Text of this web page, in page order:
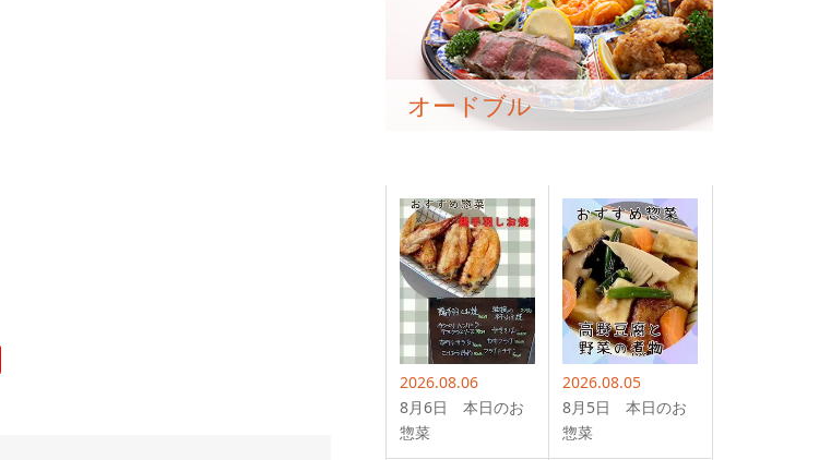
オードブル
2026.08.06
8月6日 本日のお
惣菜
2026.08.05
8月5日 本日のお
惣菜